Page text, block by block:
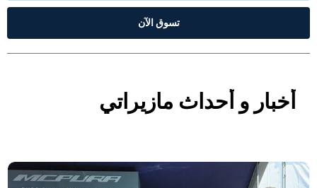
تسوق الآن
أخبار و أحداث مازيراتي